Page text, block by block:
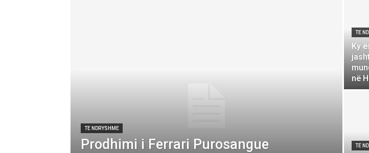
TE NDRYSHME
Prodhimi i Ferrari Purosangue
TE
Ky
në
TE